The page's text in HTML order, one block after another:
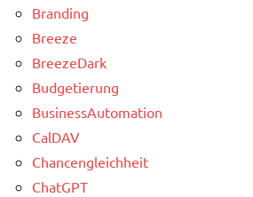
Branding
Breeze
BreezeDark
Budgetierung
BusinessAutomation
CalDAV
Chancengleichheit
ChatGPT